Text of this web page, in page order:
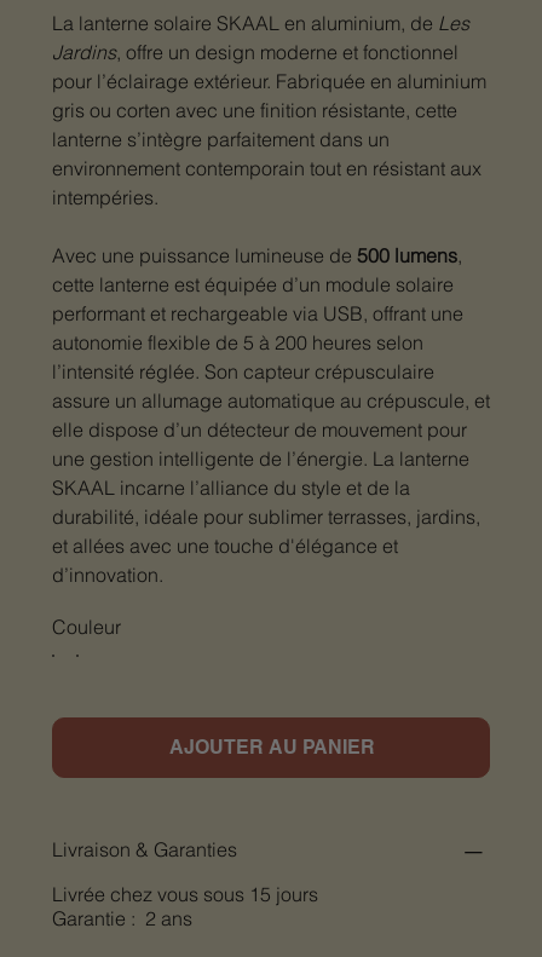
La lanterne solaire SKAAL en aluminium, de Les
Jardins, offre un design moderne et fonctionnel
pour l’éclairage extérieur. Fabriquée en aluminium
gris ou corten avec une finition résistante, cette
lanterne s’intègre parfaitement dans un
environnement contemporain tout en résistant aux
intempéries.
Avec une puissance lumineuse de 500 lumens,
cette lanterne est équipée d’un module solaire
performant et rechargeable via USB, offrant une
autonomie flexible de 5 à 200 heures selon
l’intensité réglée. Son capteur crépusculaire
assure un allumage automatique au crépuscule, et
elle dispose d’un détecteur de mouvement pour
une gestion intelligente de l’énergie. La lanterne
SKAAL incarne l’alliance du style et de la
durabilité, idéale pour sublimer terrasses, jardins,
et allées avec une touche d'élégance et
d’innovation.
Couleur
AJOUTER AU PANIER
Livraison & Garanties
Livrée chez vous sous 15 jours
Garantie : 2 ans